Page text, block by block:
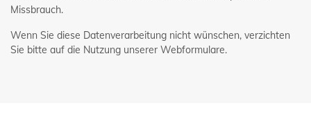
Missbrauch.
Wenn Sie diese Datenverarbeitung nicht wünschen, verzichten
Sie bitte auf die Nutzung unserer Webformulare.